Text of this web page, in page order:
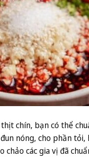
chín, bạn có thể
nóng, cho phần
chảo các gia vị đã